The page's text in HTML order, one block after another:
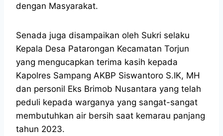
dengan Masyarakat.
Senada juga disampaikan oleh Sukri selaku
Kepala Desa Patarongan Kecamatan Torjun
yang mengucapkan terima kasih kepada
Kapolres Sampang AKBP Siswantoro S.IK, MH
dan personil Eks Brimob Nusantara yang telah
peduli kepada warganya yang sangat-sangat
membutuhkan air bersih saat kemarau panjang
tahun 2023.